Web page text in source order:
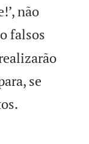
não
falsos
se